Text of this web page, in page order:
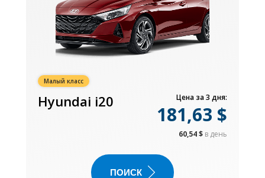
Малый класс
Hyundai i20 Цена за 3 дня:
181,63 $
60,54 $ в день
ПОИСК